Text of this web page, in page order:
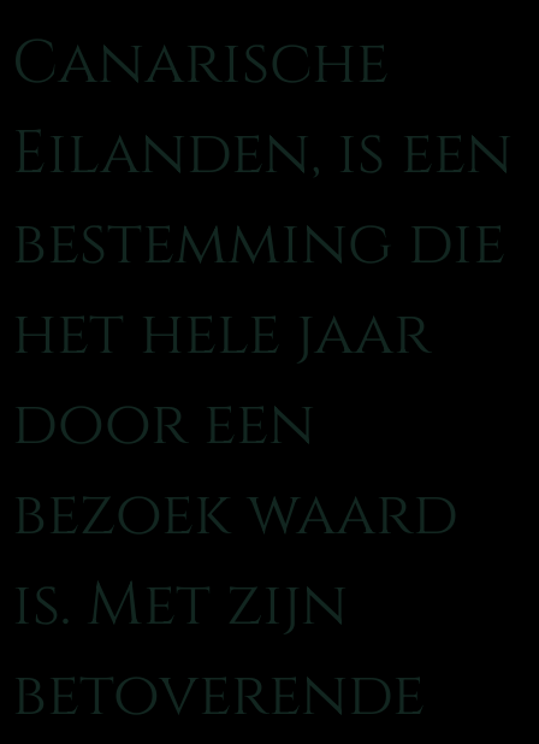
Canarische
Eilanden, is een
bestemming die
het hele jaar
door een
bezoek waard
is. Met zijn
betoverende